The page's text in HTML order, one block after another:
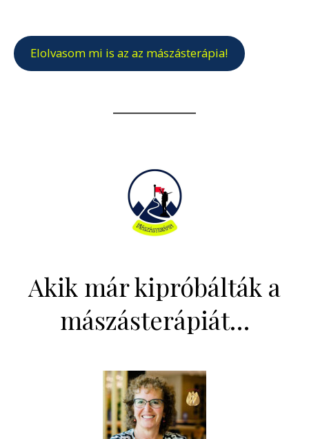
Elolvasom mi is az az mászásterápia!
Akik már kipróbálták a
mászásterápiát…